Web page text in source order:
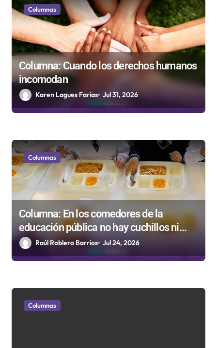
t
r
a
a
Columnas
Columna: Cuando los derechos humanos
incomodan
Karen Lagues Farías Jul 31, 2026
Columnas
Columna: En los comedores de la
educación pública no hay cuchillos ni
tenedores
Raúl Roblero Barrios Jul 24, 2026
Columnas